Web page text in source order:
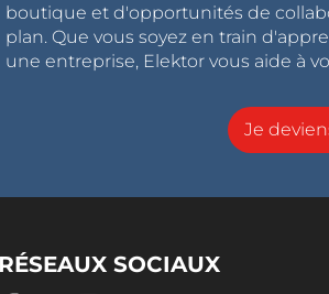
boutique et d'opportunités de
plan. Que vous soyez en train
une entreprise, Elektor vous aide à
Je
RÉSEAUX SOCIAUX